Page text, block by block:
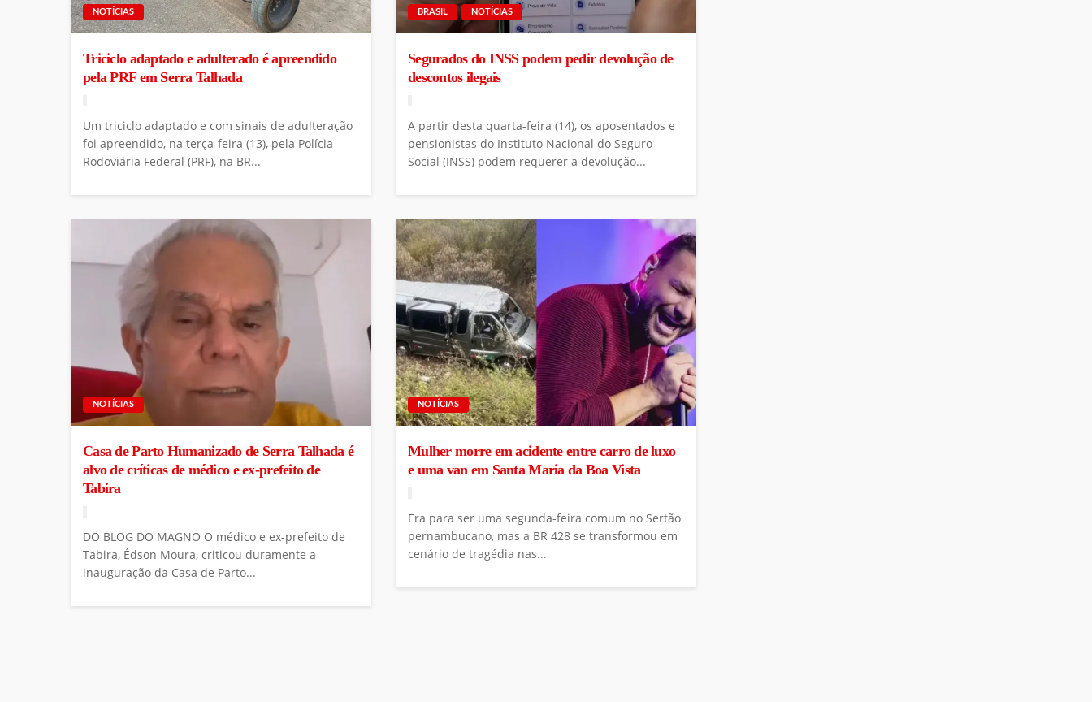
NOTÍCIAS
Triciclo adaptado e adulterado é apreendido
pela PRF em Serra Talhada
Um triciclo adaptado e com sinais de adulteração
foi apreendido, na terça-feira (13), pela Polícia
Rodoviária Federal (PRF), na BR...
BRASIL NOTÍCIAS
Segurados do INSS podem pedir devolução de
descontos ilegais
A partir desta quarta-feira (14), os aposentados e
pensionistas do Instituto Nacional do Seguro
Social (INSS) podem requerer a devolução...
NOTÍCIAS
Casa de Parto Humanizado de Serra Talhada é
alvo de críticas de médico e ex-prefeito de
Tabira
DO BLOG DO MAGNO O médico e ex-prefeito de
Tabira, Édson Moura, criticou duramente a
inauguração da Casa de Parto...
NOTÍCIAS
Mulher morre em acidente entre carro de luxo
e uma van em Santa Maria da Boa Vista
Era para ser uma segunda-feira comum no Sertão
pernambucano, mas a BR 428 se transformou em
cenário de tragédia nas...